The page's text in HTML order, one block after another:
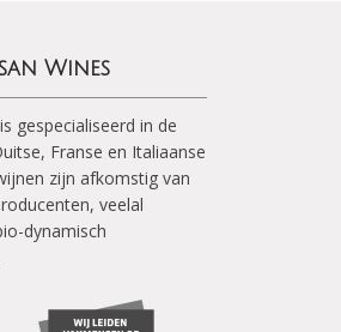
Wines
gespecialiseerd in de
Franse en Italiaanse
zijn afkomstig van
veelal
dynamisch